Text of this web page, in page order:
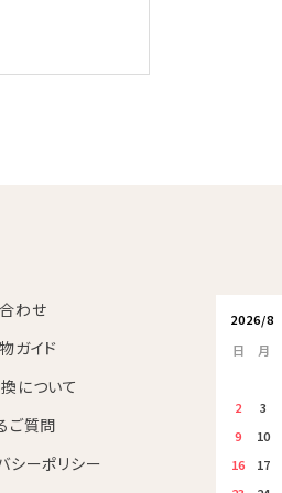
わせ
ガイド
について
ご質問
シーポリシー
2026/8
日
月
2
3
9
10
16
17